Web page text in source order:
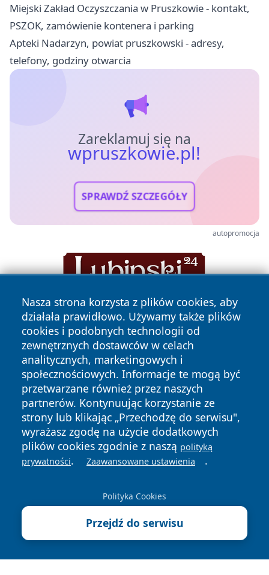
Miejski Zakład Oczyszczania w Pruszkowie - kontakt,
PSZOK, zamówienie kontenera i parking
Apteki Nadarzyn, powiat pruszkowski - adresy,
telefony, godziny otwarcia
Zareklamuj się na
wpruszkowie.pl!
SPRAWDŹ SZCZEGÓŁY
autopromocja
Nasza strona korzysta z plików cookies, aby
działała prawidłowo. Używamy także plików
cookies i podobnych technologii od
zewnętrznych dostawców w celach
analitycznych, marketingowych i
społecznościowych. Informacje te mogą być
przetwarzane również przez naszych
partnerów. Kontynuując korzystanie ze
strony lub klikając „Przechodzę do serwisu",
wyrażasz zgodę na użycie dodatkowych
plików cookies zgodnie z naszą polityką
prywatności. Zaawansowane ustawienia .
Polityka Cookies
Przejdź do serwisu
Copyright © 2026 wpruszkowie.pl Wszystkie prawa
zastrzeżone.
News Autorzy
Polityka
Prywatności
Polityka
Cookies